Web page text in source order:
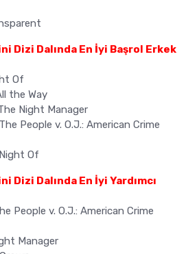
Dizi Dalında En İyi Başrol Erkek
Of
the Way
Night Manager
People v. O.J.: American Crime
Of
Dizi Dalında En İyi Yardımcı
People v. O.J.: American Crime
Manager